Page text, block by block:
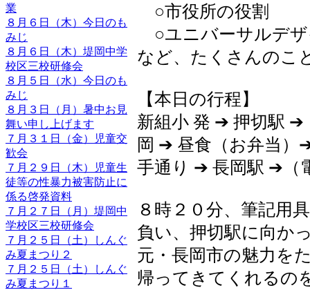
業
８月６日（木）今日のも
みじ
８月６日（木）堤岡中学
校区三校研修会
８月５日（水）今日のも
みじ
８月３日（月）暑中お見
舞い申し上げます
７月３１日（金）児童交
歓会
７月２９日（木）児童生
徒等の性暴力被害防止に
係る啓発資料
７月２７日（月）堤岡中
学校区三校研修会
７月２５日（土）しんぐ
み夏まつり２
７月２５日（土）しんぐ
み夏まつり１
○市役所の役割
○ユニバーサルデザ
など、たくさんのこ
【本日の行程】
新組小 発 ➔ 押切駅
岡 ➔ 昼食（お弁当
手通り ➔ 長岡駅 ➔（
８時２０分、筆記用
負い、押切駅に向か
元・長岡市の魅力を
帰ってきてくれるの